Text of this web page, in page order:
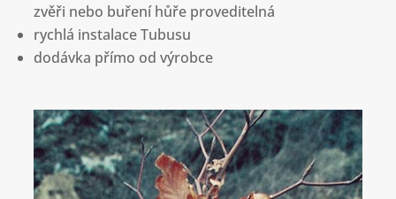
zvěři nebo buření hůře proveditelná
rychlá instalace Tubusu
dodávka přímo od výrobce